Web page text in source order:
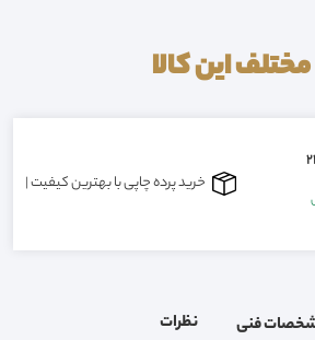
اینکالا
خرید پرده چاپی با بهترین کیفیت | 09155149983
فنی نظرات